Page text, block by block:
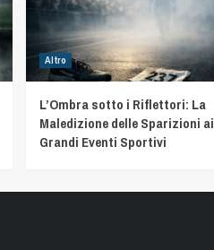
Altro
L’Ombra sotto i Riflettori: La
Maledizione delle Sparizioni ai
Grandi Eventi Sportivi